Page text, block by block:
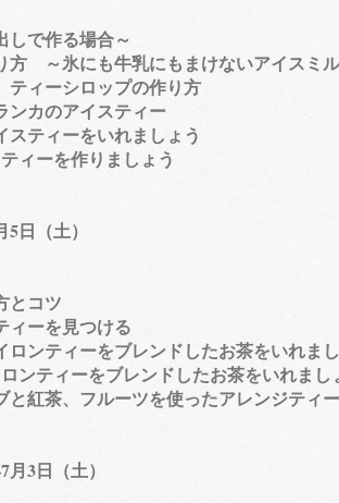
で作る場合～
方 ～氷にも牛乳にもまけないアイスミ
ティーシロップの作り方
ンカのアイスティー
スティーをいれましょう
ーを作りましょう
日（土）
とコツ
ィーを見つける
ロンティーをブレンドしたお茶をいれま
ィーをブレンドしたお茶をいれまし
と紅茶、フルーツを使ったアレンジティー
3日（土）